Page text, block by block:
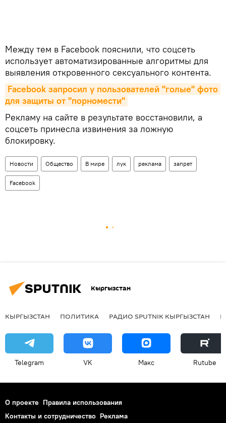
Между тем в Facebook пояснили, что соцсеть
использует автоматизированные алгоритмы для
выявления откровенного сексуального контента.
Facebook запросил у пользователей "голые" фото
для защиты от "порномести"
Рекламу на сайте в результате восстановили, а
соцсеть принесла извинения за ложную
блокировку.
Новости Общество В мире лук реклама запрет
Facebook
Кыргызстан
КЫРГЫЗСТАН ПОЛИТИКА РАДИО SPUTNIK КЫРГЫЗСТАН
Telegram VK Макс Rutube
О проекте Правила использования
Контакты и сотрудничество Реклама